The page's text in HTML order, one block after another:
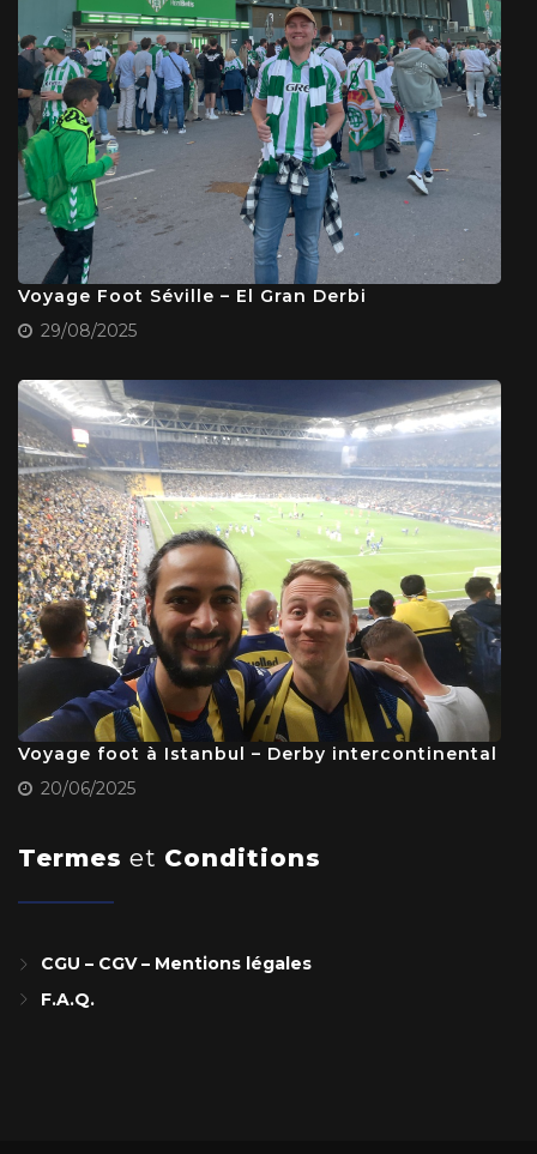
Voyage Foot Séville – El Gran Derbi
29/08/2025
Voyage foot à Istanbul – Derby intercontinental
20/06/2025
Termes et Conditions
CGU – CGV – Mentions légales
F.A.Q.